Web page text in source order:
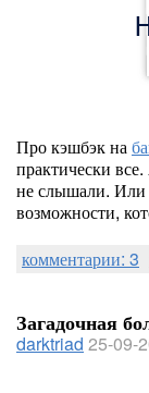
Про кэшбэк на
практически
не слышали. Или
возможности,
комментарии: 3
Загадочная
darktriad 25-09-